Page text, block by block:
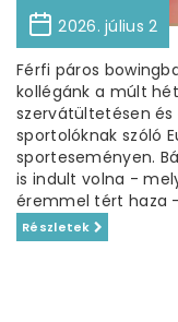
2026. július 2
Férfi páros
kollégánk a múlt
szervátültetésen
sportolóknak szóló
sporteseményen.
is indult volna -
éremmel tért haza
Részletek